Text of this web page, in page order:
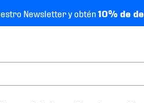
Newsletter y obtén10% de